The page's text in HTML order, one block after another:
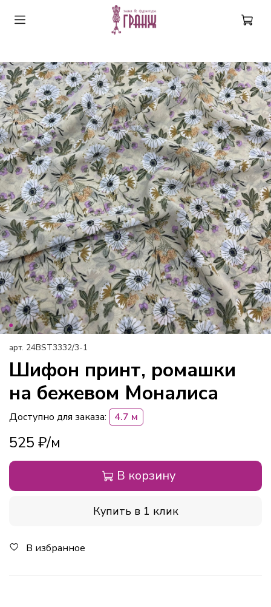
арт. 24BST3332/3-1
Шифон принт, ромашки
на бежевом Моналиса
Доступно для заказа: 4.7 м
525 ₽
В корзину
Купить в 1 клик
В избранное